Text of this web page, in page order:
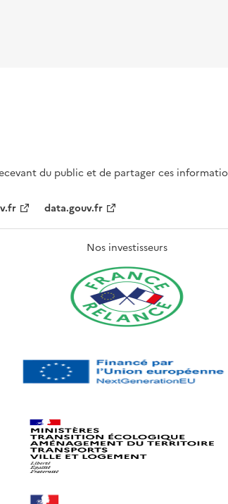
du public et de partager ces
data.gouv.fr
Nos investisseurs